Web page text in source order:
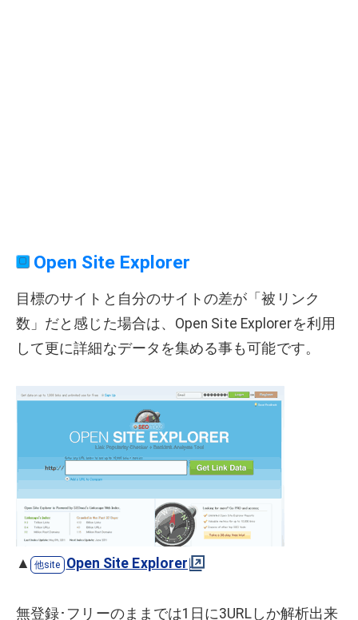
Open Site Explorer
目標のサイトと自分のサイトの差が「被リンク
数」だと感じた場合は、Open Site Explorerを利用
して更に詳細なデータを集める事も可能です。
▲ Open Site Explorer
無登録･フリーのままでは1日に3URLしか解析出来